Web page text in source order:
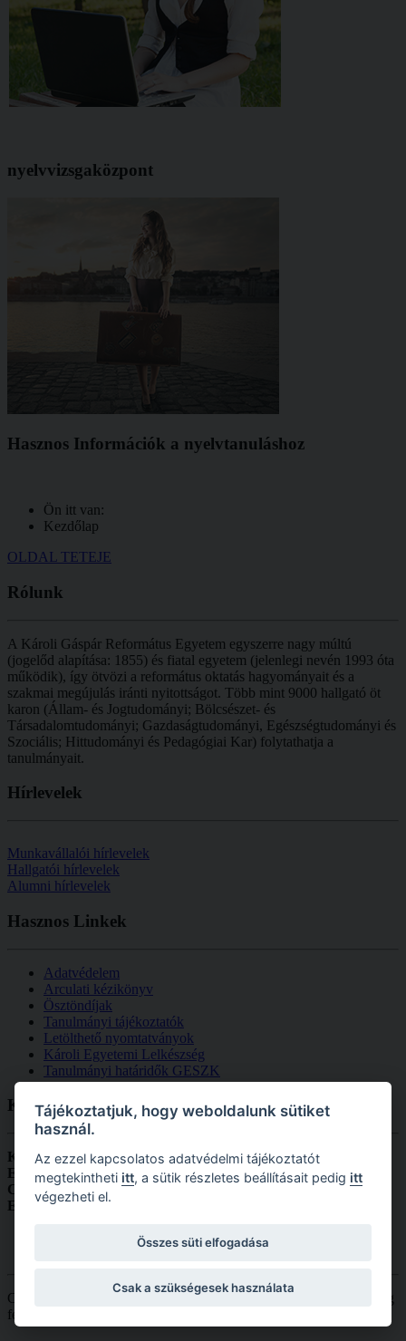
nyelvvizsgaközpont
Hasznos Információk a nyelvtanuláshoz
Ön itt van:
Kezdőlap
OLDAL TETEJE
Rólunk
A Károli Gáspár Református Egyetem egyszerre nagy múltú
(jogelőd alapítása: 1855) és fiatal egyetem (jelenlegi nevén 1993 óta
működik), így ötvözi a református oktatás hagyományait és a
szakmai megújulás iránti nyitottságot. Több mint 9000 hallgató öt
karon (Állam- és Jogtudományi; Bölcsészet- és
Társadalomtudományi; Gazdaságtudományi, Egészségtudományi és
Szociális; Hittudományi és Pedagógiai Kar) folytathatja a
tanulmányait.
Hírlevelek
Munkavállalói hírlevelek
Hallgatói hírlevelek
Alumni hírlevelek
Hasznos Linkek
Adatvédelem
Arculati kézikönyv
Ösztöndíjak
Tanulmányi tájékoztatók
Letölthető nyomtatványok
Károli Egyetemi Lelkészség
Tanulmányi határidők GESZK
Kapcsolat
Károli Gáspár Református Egyetem, Gazdaságtudományi,
Egészségtudományi és Szociális Kar
Cím:
1131 Budapest, Reitter Ferenc utca 132.
Email: dekanihivatal.geszk@kre.hu
Copyright © 2026 Károli Gáspár Református Egyetem. Minden jog
fenntartva.
Tájékoztatjuk, hogy weboldalunk sütiket
használ.
Az ezzel kapcsolatos adatvédelmi tájékoztatót
megtekintheti itt, a sütik részletes beállításait pedig itt
végezheti el.
Összes süti elfogadása
Csak a szükségesek használata